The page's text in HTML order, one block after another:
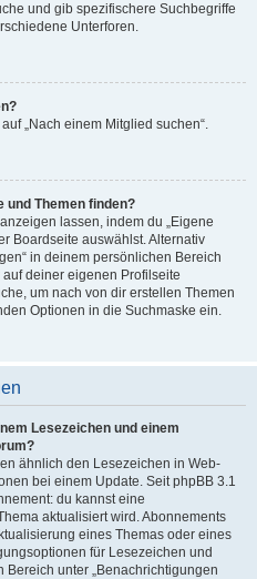
und gib spezifischere Suchbegriffe
Unterforen.
„Nach einem Mitglied suchen“.
und Themen finden?
lassen, indem du „Eigene
Boardseite auswählst. Alternativ
in deinem persönlichen Bereich
auf deiner eigenen Profilseite
um nach von dir erstellen Themen
Optionen in die Suchmaske ein.
Lesezeichen und einem
ähnlich den Lesezeichen in Web-
bei einem Update. Seit phpBB 3.1
du kannst eine
aktualisiert wird. Abonnements
eines Themas oder eines
für Lesezeichen und
unter „Benachrichtigungen